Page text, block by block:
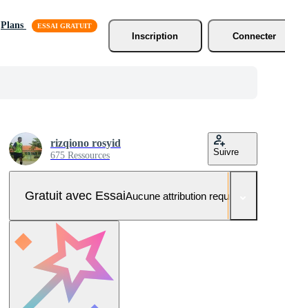
Plans
Inscription
Connecter
rizqiono rosyid
675 Ressources Suivre
Gratuit avec EssaiAucune attribution requise